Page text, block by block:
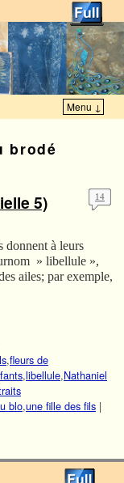
Menu ↓
brodé
5) 14
donnent à leurs
» libellule »,
ailes; par exemple,
,fleurs de
,libellule,Nathaniel
blo,une fille des fils |